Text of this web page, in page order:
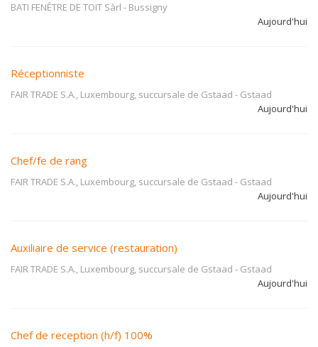
BATI FENÊTRE DE TOIT Sàrl - Bussigny
Aujourd'hui
Réceptionniste
FAIR TRADE S.A., Luxembourg, succursale de Gstaad - Gstaad
Aujourd'hui
Chef/fe de rang
FAIR TRADE S.A., Luxembourg, succursale de Gstaad - Gstaad
Aujourd'hui
Auxiliaire de service (restauration)
FAIR TRADE S.A., Luxembourg, succursale de Gstaad - Gstaad
Aujourd'hui
Chef de reception (h/f) 100%